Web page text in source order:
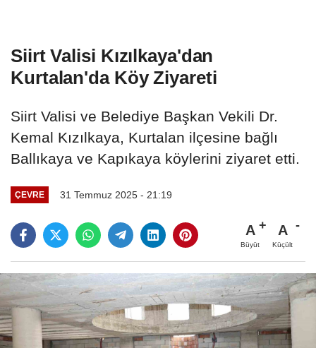
Siirt Valisi Kızılkaya'dan
Kurtalan'da Köy Ziyareti
Siirt Valisi ve Belediye Başkan Vekili Dr.
Kemal Kızılkaya, Kurtalan ilçesine bağlı
Ballıkaya ve Kapıkaya köylerini ziyaret etti.
ÇEVRE 31 Temmuz 2025 - 21:19
A
Büyüt
A
Küçült